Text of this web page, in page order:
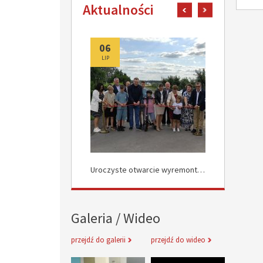
Aktualności pokaż poprzedni
pokaż
06
LIP
Uroczyste otwarcie wyremontowanych dróg w Załuskowie
Galeria / Wideo
przejdź do galerii przejdź do wideo